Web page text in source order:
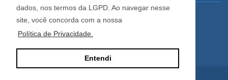
dados, nos termos da LGPD. Ao navegar nesse
site, você concorda com a nossa
Política de Privacidade.
Entendi
Horário de Atendimento
De segunda a sexta-feira
Das 08:30 às 12:00 e das 13:30 às 18:00